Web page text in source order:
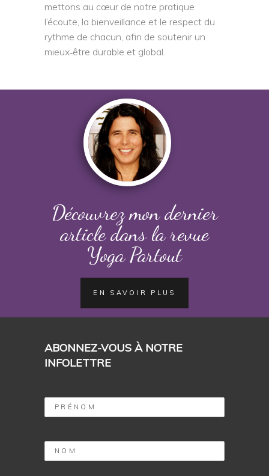
mettons au cœur de notre pratique
l’écoute, la bienveillance et le respect du
rythme de chacun, afin de soutenir un
mieux‑être durable et global.
Découvrez mon dernier
article dans la revue
Yoga Partout
EN SAVOIR PLUS
ABONNEZ-VOUS À NOTRE
INFOLETTRE